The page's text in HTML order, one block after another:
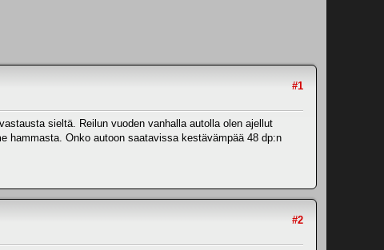
#1
sieltä. Reilun vuoden vanhalla autolla olen ajellut
hammasta. Onko autoon saatavissa kestävämpää 48 dp:n
#2